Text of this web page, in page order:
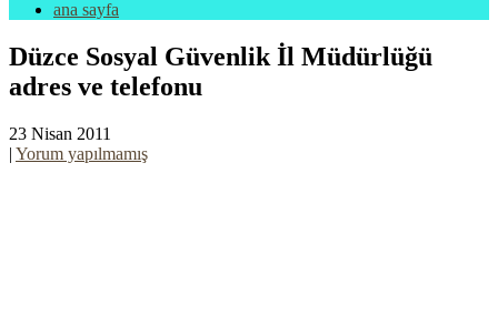
ana sayfa
Düzce Sosyal Güvenlik İl Müdürlüğü
adres ve telefonu
23 Nisan 2011
| Yorum yapılmamış